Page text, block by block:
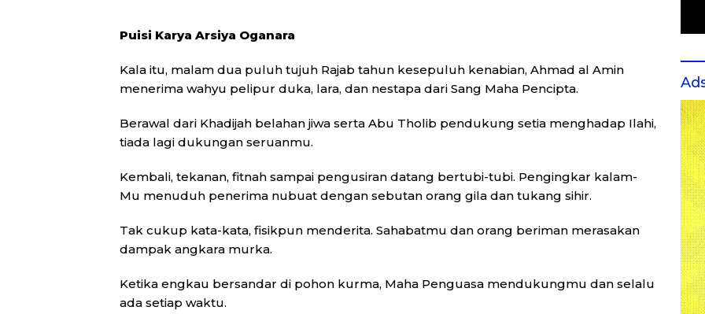
Puisi Karya Arsiya Oganara
Kala itu, malam dua puluh tujuh Rajab tahun kesepuluh kenabian, Ahmad al Amin
menerima wahyu pelipur duka, lara, dan nestapa dari Sang Maha Pencipta.
Berawal dari Khadijah belahan jiwa serta Abu Tholib pendukung setia menghadap Ilahi,
tiada lagi dukungan seruanmu.
Kembali, tekanan, fitnah sampai pengusiran datang bertubi-tubi. Pengingkar kalam-
Mu menuduh penerima nubuat dengan sebutan orang gila dan tukang sihir.
Tak cukup kata-kata, fisikpun menderita. Sahabatmu dan orang beriman merasakan
dampak angkara murka.
Ketika engkau bersandar di pohon kurma, Maha Penguasa mendukungmu dan selalu
ada setiap waktu.